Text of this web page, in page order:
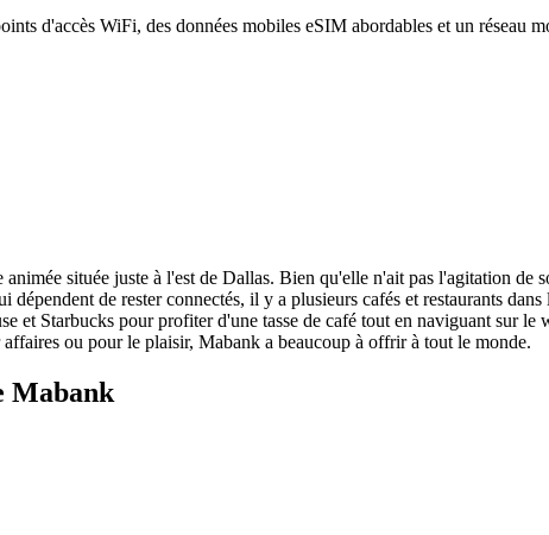
d'accès WiFi, des données mobiles eSIM abordables et un réseau
située juste à l'est de Dallas. Bien qu'elle n'ait pas l'agitation
dépendent de rester connectés, il y a plusieurs cafés et restaurants
et Starbucks pour profiter d'une tasse de café tout en naviguant sur
ou pour le plaisir, Mabank a beaucoup à offrir à tout le monde.
Mabank